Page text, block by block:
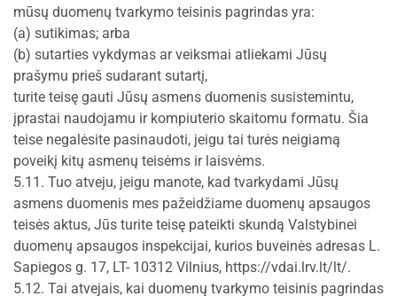
mūsų duomenų tvarkymo teisinis pagrindas yra:
(a) sutikimas; arba
(b) sutarties vykdymas ar veiksmai atliekami Jūsų
prašymu prieš sudarant sutartį,
turite teisę gauti Jūsų asmens duomenis susistemintu,
įprastai naudojamu ir kompiuterio skaitomu formatu. Šia
teise negalėsite pasinaudoti, jeigu tai turės neigiamą
poveikį kitų asmenų teisėms ir laisvėms.
5.11. Tuo atveju, jeigu manote, kad tvarkydami Jūsų
asmens duomenis mes pažeidžiame duomenų apsaugos
teisės aktus, Jūs turite teisę pateikti skundą Valstybinei
duomenų apsaugos inspekcijai, kurios buveinės adresas L.
Sapiegos g. 17, LT- 10312 Vilnius, https://vdai.lrv.lt/lt/.
5.12. Tai atvejais, kai duomenų tvarkymo teisinis pagrindas